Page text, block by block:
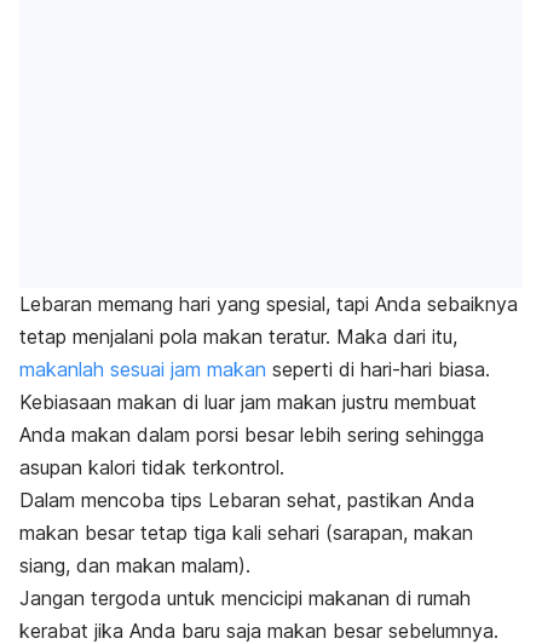
Lebaran memang hari yang spesial, tapi Anda sebaiknya
tetap menjalani pola makan teratur. Maka dari itu,
makanlah sesuai jam makan seperti di hari-hari biasa.
Kebiasaan makan di luar jam makan justru membuat
Anda makan dalam porsi besar lebih sering sehingga
asupan kalori tidak terkontrol.
Dalam mencoba tips Lebaran sehat, pastikan Anda
makan besar tetap tiga kali sehari (sarapan, makan
siang, dan makan malam).
Jangan tergoda untuk mencicipi makanan di rumah
kerabat jika Anda baru saja makan besar sebelumnya.